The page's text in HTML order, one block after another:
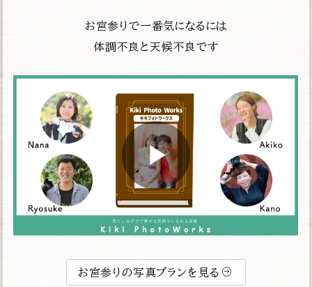
お宮参りで一番気になるには
体調不良と天候不良です
お宮参りの写真プランを見る